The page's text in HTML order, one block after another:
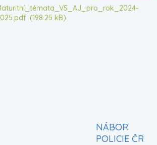
(198.25 kB)
NÁBOR
POLICIE ČR